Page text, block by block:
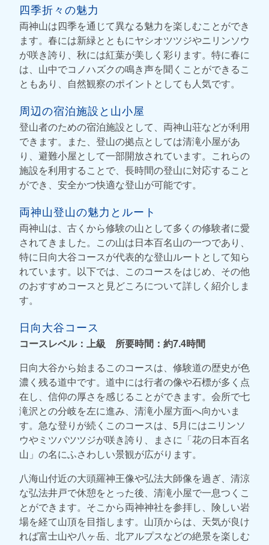
四季折々の魅力
両神山は四季を通じて異なる魅力を楽しむことができ
ます。春には新緑とともにヤシオツツジやニリンソウ
が咲き誇り、秋には紅葉が美しく彩ります。特に春に
は、山中でコノハズクの鳴き声を聞くことができるこ
ともあり、自然観察のポイントとしても人気です。
周辺の宿泊施設と山小屋
登山者のための宿泊施設として、両神山荘などが利用
できます。また、登山の拠点としては清滝小屋があ
り、避難小屋として一部開放されています。これらの
施設を利用することで、長時間の登山に対応すること
ができ、安全かつ快適な登山が可能です。
両神山登山の魅力とルート
両神山は、古くから修験の山として多くの修験者に愛
されてきました。この山は日本百名山の一つであり、
特に日向大谷コースが代表的な登山ルートとして知ら
れています。以下では、このコースをはじめ、その他
のおすすめコースと見どころについて詳しく紹介しま
す。
日向大谷コース
コースレベル：上級 所要時間：約7.4時間
日向大谷から始まるこのコースは、修験道の歴史が色
濃く残る道中です。道中には行者の像や石標が多く点
在し、信仰の厚さを感じることができます。会所で七
滝沢との分岐を左に進み、清滝小屋方面へ向かいま
す。急な登りが続くこのコースは、5月にはニリンソ
ウやミツバツツジが咲き誇り、まさに「花の日本百名
山」の名にふさわしい景観が広がります。
八海山付近の大頭羅神王像や弘法大師像を過ぎ、清涼
な弘法井戸で休憩をとった後、清滝小屋で一息つくこ
とができます。そこから両神神社を参拝し、険しい岩
場を経て山頂を目指します。山頂からは、天気が良け
れば富士山や八ヶ岳、北アルプスなどの絶景を楽しむ